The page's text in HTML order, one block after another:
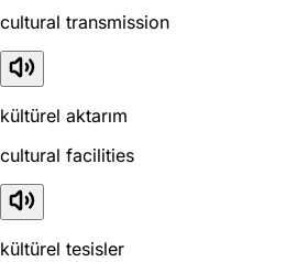
cultural transmission
kültürel aktarım
cultural facilities
kültürel tesisler